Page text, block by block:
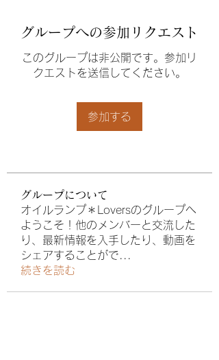
グループへの参加リクエスト
このグループは非公開です。参加リ
クエストを送信してください。
参加する
グループについて
オイルランプ＊Loversのグループへ
ようこそ！他のメンバーと交流した
り、最新情報を入手したり、動画を
シェアすることがで
続きを読む